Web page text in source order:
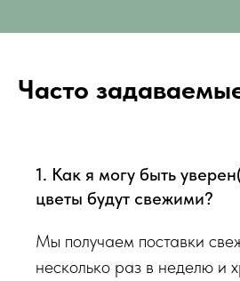
Корзина смотрится объёмно со всех
зоне.
флористическую обработку.
Часто
1. Как я могу быть
цветы будут свежими?
Мы получаем поставки
несколько раз в неделю и